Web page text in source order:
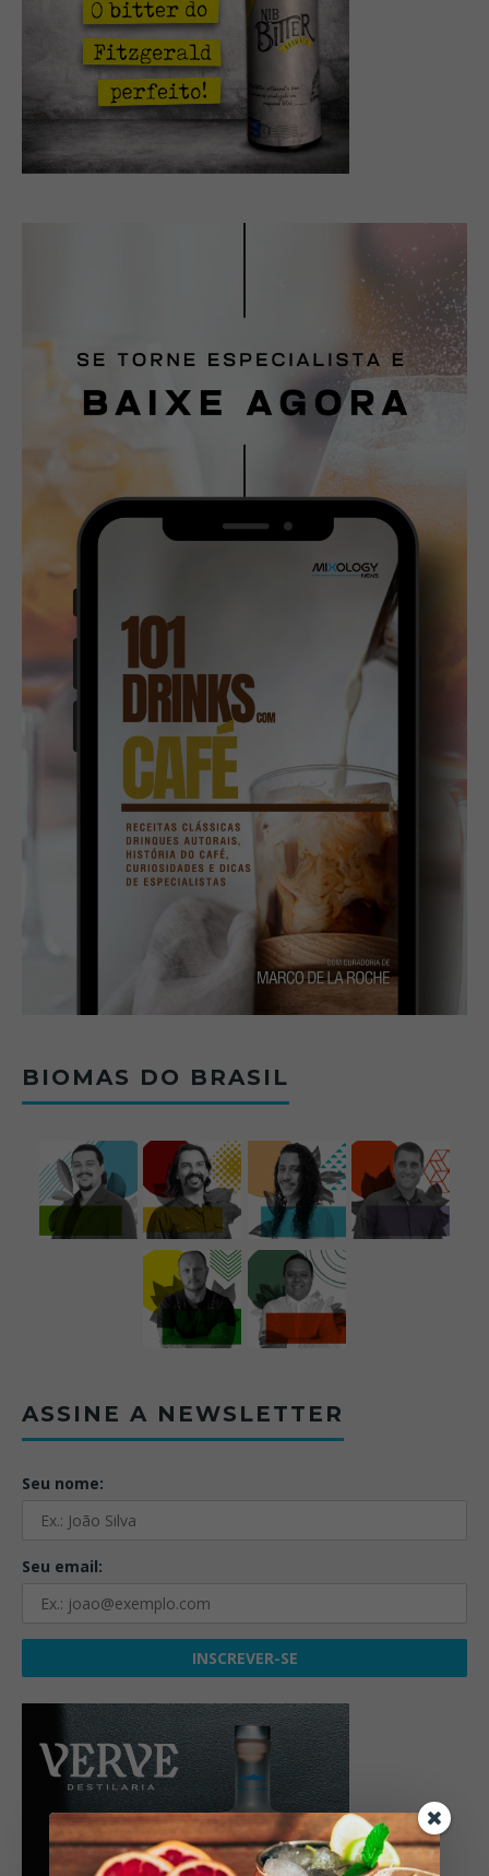
BIOMAS DO BRASIL
ASSINE A NEWSLETTER
Seu nome:
Seu email: